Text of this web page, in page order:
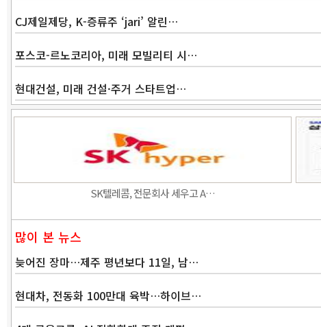
CJ제일제당, K-증류주 ‘jari’ 알린…
포스코-르노코리아, 미래 모빌리티 시…
현대건설, 미래 건설·주거 스타트업…
SK텔레콤, 전문회사 세우고 A…
많이 본 뉴스
늦어진 장마…제주 평년보다 11일, 남…
현대차, 전동화 100만대 육박…하이브…